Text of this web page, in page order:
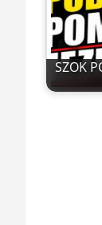
SZOK